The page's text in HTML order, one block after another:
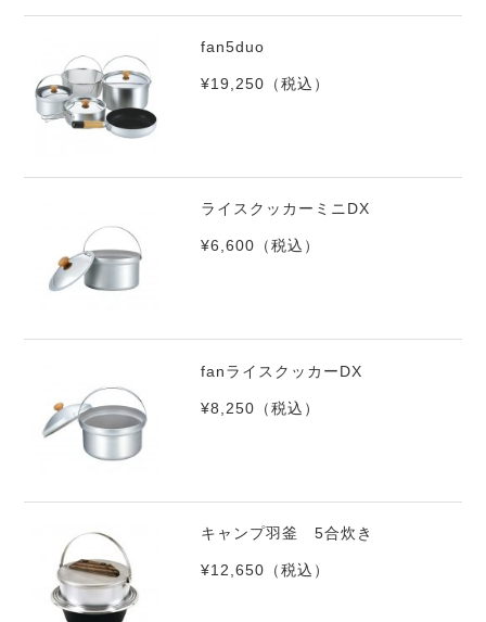
fan5duo
¥19,250 （税込）
ライスクッカーミニDX
¥6,600 （税込）
fanライスクッカーDX
¥8,250 （税込）
キャンプ羽釜 5合炊き
¥12,650 （税込）